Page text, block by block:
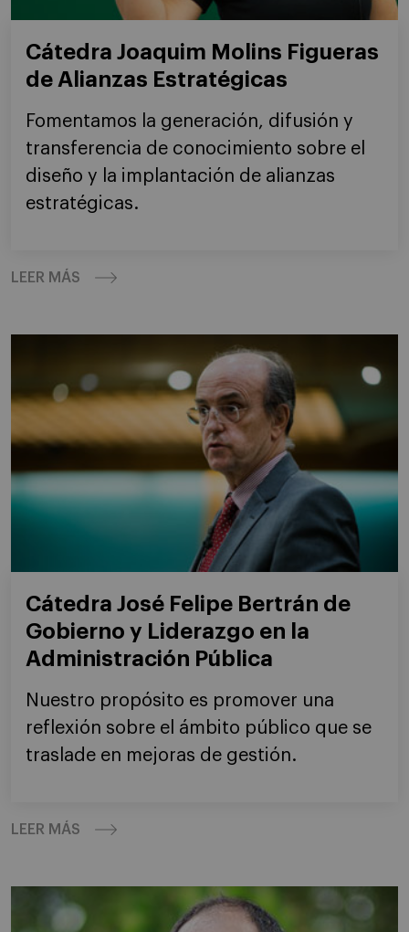
Cátedra Joaquim Molins Figueras
de Alianzas Estratégicas
Fomentamos la generación, difusión y
transferencia de conocimiento sobre el
diseño y la implantación de alianzas
estratégicas.
LEER MÁS
Cátedra José Felipe Bertrán de
Gobierno y Liderazgo en la
Administración Pública
Nuestro propósito es promover una
reflexión sobre el ámbito público que se
traslade en mejoras de gestión.
LEER MÁS